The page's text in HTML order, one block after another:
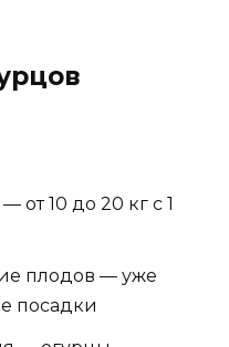
от 10 до 20 кг с 1
плодов — уже
посадки